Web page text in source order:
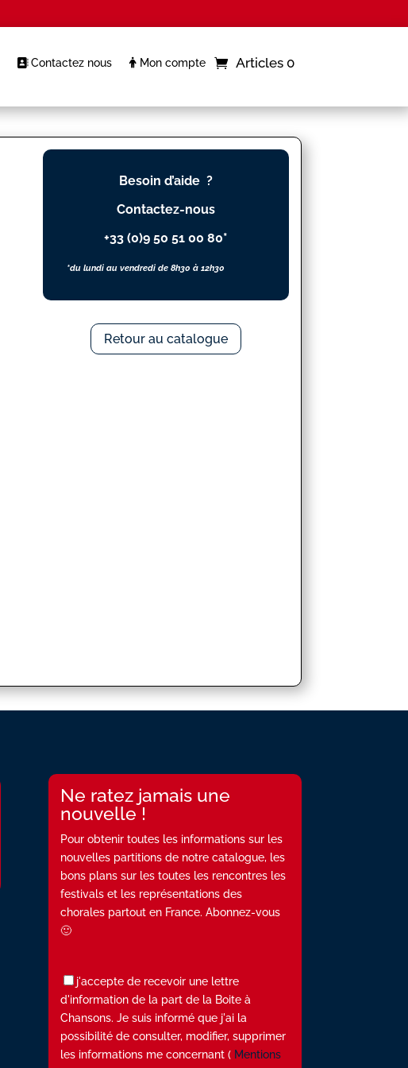
Contactez nous Mon compte Articles 0
Besoin d’aide ?
Contactez-nous
+33 (0)9 50 51 00 80*
*du lundi au vendredi de 8h30 à 12h30
Retour au catalogue
Ne ratez jamais une
nouvelle !
Pour obtenir toutes les informations sur les
nouvelles partitions de notre catalogue, les
bons plans sur les toutes les rencontres les
festivals et les représentations des
chorales partout en France. Abonnez-vous
🙂
j'accepte de recevoir une lettre
d'information de la part de la Boite à
Chansons. Je suis informé que j'ai la
possibilité de consulter, modifier, supprimer
les informations me concernant ( Mentions